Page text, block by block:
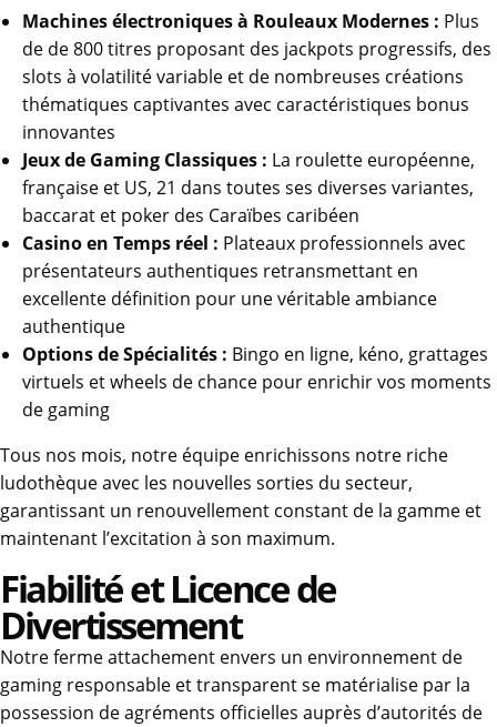
Machines électroniques à Rouleaux Modernes : Plus
de de 800 titres proposant des jackpots progressifs, des
slots à volatilité variable et de nombreuses créations
thématiques captivantes avec caractéristiques bonus
innovantes
Jeux de Gaming Classiques : La roulette européenne,
française et US, 21 dans toutes ses diverses variantes,
baccarat et poker des Caraïbes caribéen
Casino en Temps réel : Plateaux professionnels avec
présentateurs authentiques retransmettant en
excellente définition pour une véritable ambiance
authentique
Options de Spécialités : Bingo en ligne, kéno, grattages
virtuels et wheels de chance pour enrichir vos moments
de gaming
Tous nos mois, notre équipe enrichissons notre riche
ludothèque avec les nouvelles sorties du secteur,
garantissant un renouvellement constant de la gamme et
maintenant l’excitation à son maximum.
Fiabilité et Licence de
Divertissement
Notre ferme attachement envers un environnement de
gaming responsable et transparent se matérialise par la
possession de agréments officielles auprès d’autorités de